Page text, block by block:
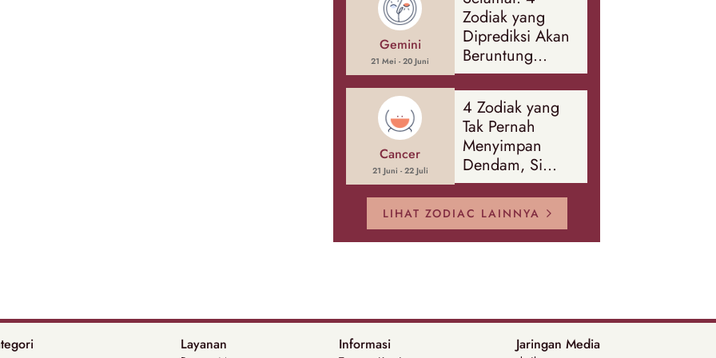
Gemini
21 Mei - 20 Juni
Zodiak yang
Diprediksi Akan
Beruntung
Sepanjang
Agustus 2026
Cancer
21 Juni - 22 Juli
4 Zodiak yang
Tak Pernah
Menyimpan
Dendam, Si
Paling Mudah
Memaafkan!
LIHAT ZODIAC LAINNYA
Layanan Informasi Jaringan Media